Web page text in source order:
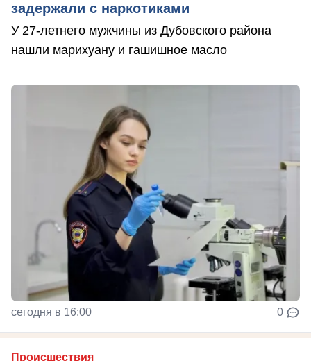
задержали с наркотиками
У 27-летнего мужчины из Дубовского района
нашли марихуану и гашишное масло
сегодня в 16:00 0
Происшествия